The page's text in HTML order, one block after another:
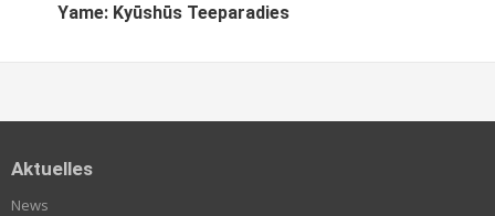
Yame: Kyūshūs Teeparadies
Aktuelles
News